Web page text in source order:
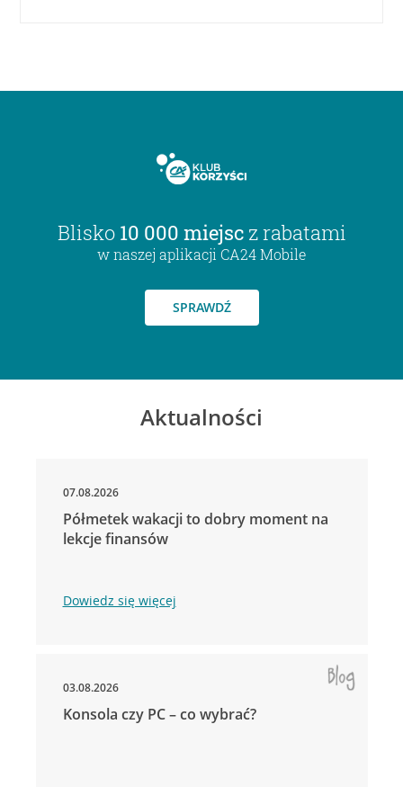
Blisko 10 000 miejsc z rabatami
w naszej aplikacji CA24 Mobile
SPRAWDŹ
Aktualności
07.08.2026
Półmetek wakacji to dobry moment na
lekcje finansów
Dowiedz się więcej
03.08.2026
Konsola czy PC – co wybrać?